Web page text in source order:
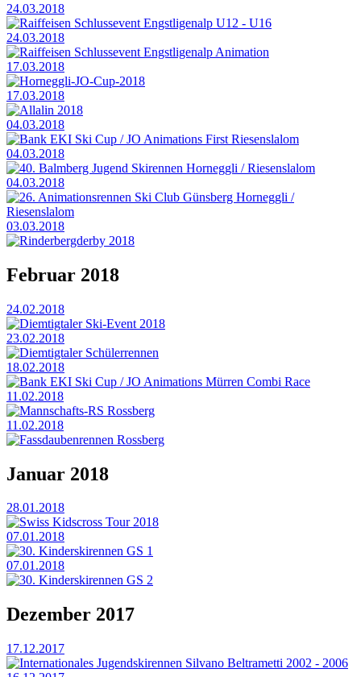
24.03.2018
Raiffeisen Schlussevent Engstligenalp U12 - U16
24.03.2018
Raiffeisen Schlussevent Engstligenalp Animation
17.03.2018
Horneggli-JO-Cup-2018
17.03.2018
Allalin 2018
04.03.2018
Bank EKI Ski Cup / JO Animations First Riesenslalom
04.03.2018
40. Balmberg Jugend Skirennen Horneggli / Riesenslalom
04.03.2018
26. Animationsrennen Ski Club Günsberg Horneggli /
Riesenslalom
03.03.2018
Rinderbergderby 2018
Februar 2018
24.02.2018
Diemtigtaler Ski-Event 2018
23.02.2018
Diemtigtaler Schülerrennen
18.02.2018
Bank EKI Ski Cup / JO Animations Mürren Combi Race
11.02.2018
Mannschafts-RS Rossberg
11.02.2018
Fassdaubenrennen Rossberg
Januar 2018
28.01.2018
Swiss Kidscross Tour 2018
07.01.2018
30. Kinderskirennen GS 1
07.01.2018
30. Kinderskirennen GS 2
Dezember 2017
17.12.2017
Internationales Jugendskirennen Silvano Beltrametti 2002 - 2006